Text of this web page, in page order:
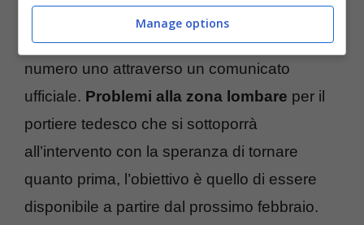
destinarsi è stato lo stesso club catalano che
ha voluto rendere note le condizione del suo
numero uno attraverso un comunicato
ufficiale. Problemi alla zona lombare per il
portiere tedesco che si sottoporrà
all’intervento con la speranza di tornare
quanto prima, l’obiettivo è quello di essere
disponibile a partire dal prossimo febbraio.
Manage options